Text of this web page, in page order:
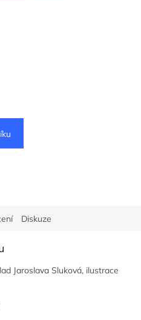
Diskuze
Jaroslava Sluková, ilustrace